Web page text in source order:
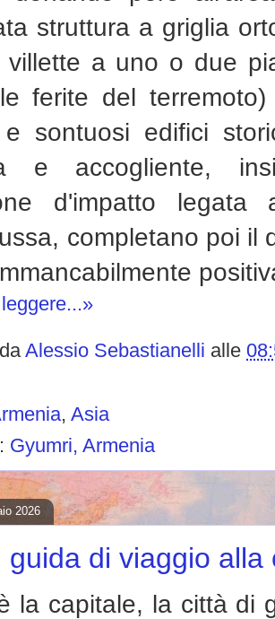
struttura a griglia
villette a uno o due
ferite del
sontuosi edifici
e accogliente,
d'impatto
completano poi il
Alessio Sebastianelli alle
, Asia
Gyumri, Armenia
2026
guida di viaggio
la capitale, la città di